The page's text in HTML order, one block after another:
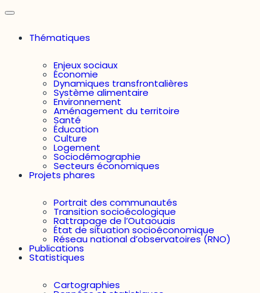
Thématiques
Enjeux sociaux
Économie
Dynamiques transfrontalières
Système alimentaire
Environnement
Aménagement du territoire
Santé
Éducation
Culture
Logement
Sociodémographie
Secteurs économiques
Projets phares
Portrait des communautés
Transition socioécologique
Rattrapage de l’Outaouais
État de situation socioéconomique
Réseau national d’observatoires (RNO)
Publications
Statistiques
Cartographies